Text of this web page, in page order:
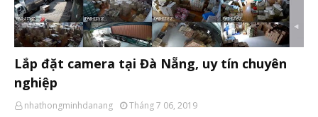
Lắp đặt camera tại Đà Nẵng, uy tín chuyên
nghiệp
nhathongminhdanang
Tháng 7 06, 2019